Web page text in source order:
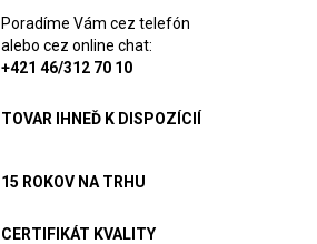
Poradíme Vám cez telefón
alebo cez online chat:
+421 46/312 70 10
TOVAR IHNEĎ K DISPOZÍCIÍ
15 ROKOV NA TRHU
CERTIFIKÁT KVALITY